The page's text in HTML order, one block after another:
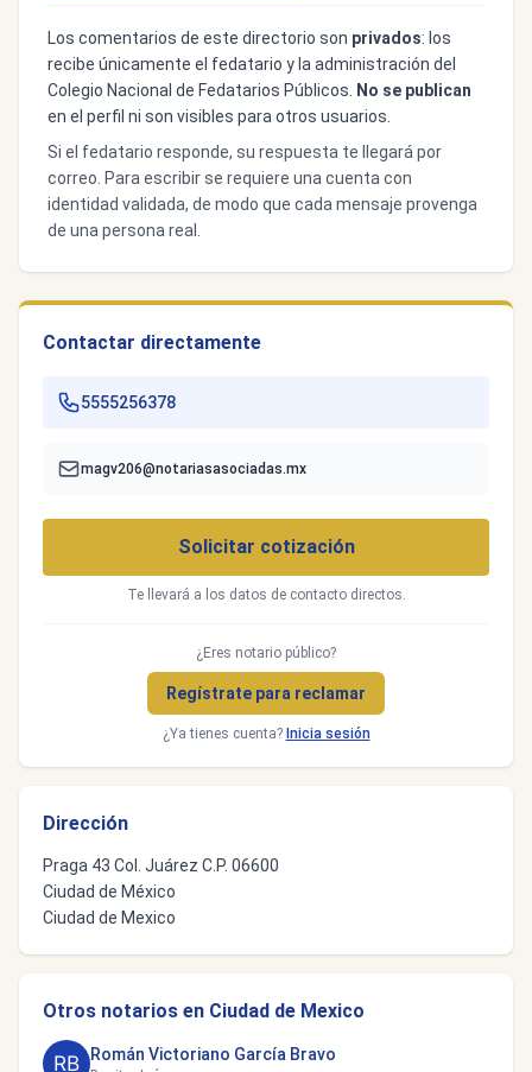
Los comentarios de este directorio son privados: los
recibe únicamente el fedatario y la administración del
Colegio Nacional de Fedatarios Públicos.
No se publican
en el perfil ni son visibles para otros usuarios.
Si el fedatario responde, su respuesta te llegará por
correo. Para escribir se requiere una cuenta con
identidad validada, de modo que cada mensaje provenga
de una persona real.
Contactar directamente
5555256378
magv206@notariasasociadas.mx
Solicitar cotización
Te llevará a los datos de contacto directos.
¿Eres notario público?
Regístrate para reclamar
¿Ya tienes cuenta? Inicia sesión
Dirección
Praga 43 Col. Juárez C.P. 06600
Ciudad de México
Ciudad de Mexico
Otros notarios en Ciudad de Mexico
Román Victoriano García Bravo